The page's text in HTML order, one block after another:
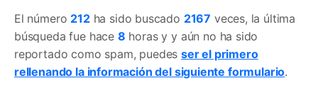
El número 212ha sido buscado 2167 veces, la última
búsqueda fue hace 8 horas y y aún no ha sido
reportado como spam, puedesser el primero
rellenando la información del siguiente formulario.